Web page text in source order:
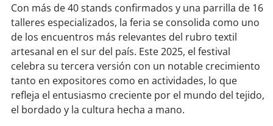
soy antofagasta
soycopiapó
soyvalparaíso
soyquillota
Con más de 40 stands confirmados y una parrilla de 16
talleres especializados, la feria se consolida como uno
de los encuentros más relevantes del rubro textil
artesanal en el sur del país. Este 2025, el festival
celebra su tercera versión con un notable crecimiento
tanto en expositores como en actividades, lo que
refleja el entusiasmo creciente por el mundo del tejido,
el bordado y la cultura hecha a mano.